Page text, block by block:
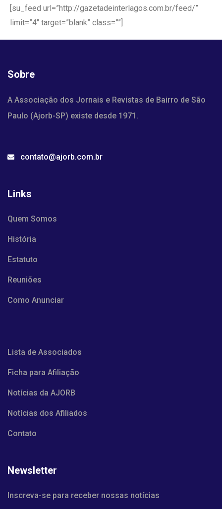
[su_feed url=”http://gazetadeinterlagos.com.br/feed/”
limit=”4″ target=”blank” class=””]
Sobre
A Associação dos Jornais e Revistas de Bairro de São
Paulo (Ajorb-SP) existe desde 1971.
contato@ajorb.com.br
Links
Quem Somos
História
Estatuto
Reuniões
Como Anunciar
Lista de Associados
Ficha para Afiliação
Notícias da AJORB
Notícias dos Afiliados
Contato
Newsletter
Inscreva-se para receber nossas notícias